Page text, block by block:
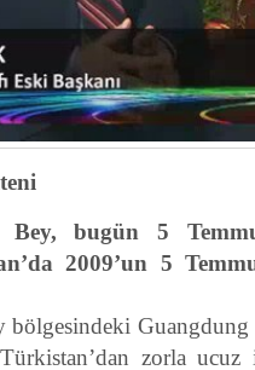
bugün 5
2009’un 5
zorla